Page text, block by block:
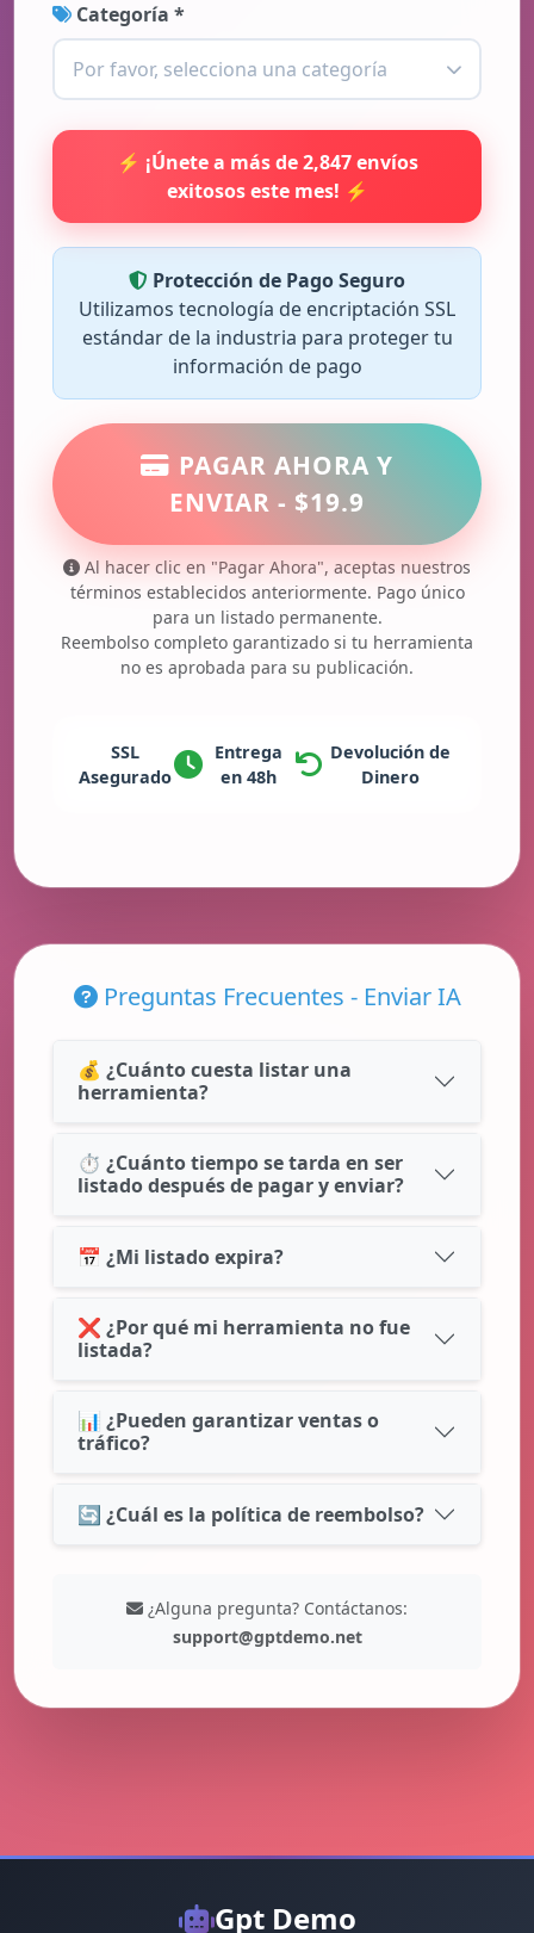
Categoría *
Por favor, selecciona una categoría
⚡ ¡Únete a más de 2,847 envíos
exitosos este mes! ⚡
Protección de Pago Seguro
Utilizamos tecnología de encriptación SSL
estándar de la industria para proteger tu
información de pago
PAGAR AHORA Y
ENVIAR - $19.9
Al hacer clic en "Pagar Ahora", aceptas nuestros
términos establecidos anteriormente. Pago único
para un listado permanente.
Reembolso completo garantizado si tu herramienta
no es aprobada para su publicación.
SSL
Asegurado
Entrega
en 48h
Devolución de
Dinero
Preguntas Frecuentes - Enviar IA
💰 ¿Cuánto cuesta listar una
herramienta?
⏱️ ¿Cuánto tiempo se tarda en ser
listado después de pagar y enviar?
📅 ¿Mi listado expira?
❌ ¿Por qué mi herramienta no fue
listada?
📊 ¿Pueden garantizar ventas o
tráfico?
🔄 ¿Cuál es la política de reembolso?
¿Alguna pregunta? Contáctanos:
support@gptdemo.net
Gpt Demo